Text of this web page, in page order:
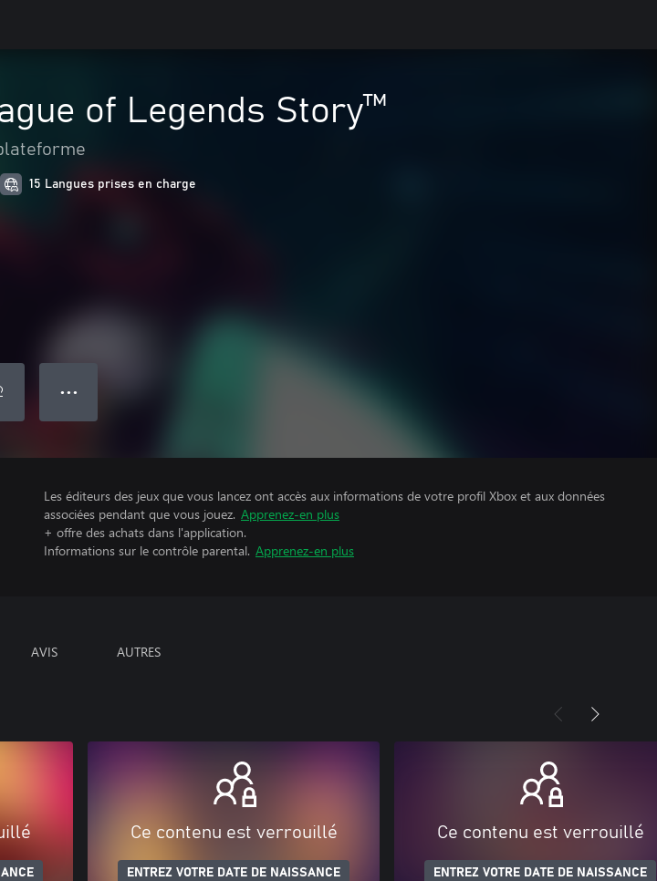
of Legends Story™
15 Langues prises en charge
● ● ●
Les éditeurs des jeux que vous lancez ont accès aux informations de votre profil Xbox et aux données
associées pendant que vous jouez. Apprenez-en plus
+ offre des achats dans l'application.
Informations sur le contrôle parental. Apprenez-en plus
AVIS AUTRES
Ce contenu est verrouillé
ENTREZ VOTRE DATE DE NAISSANCE
Ce contenu est verrouillé
ENTREZ VOTRE DATE DE NAISSANCE